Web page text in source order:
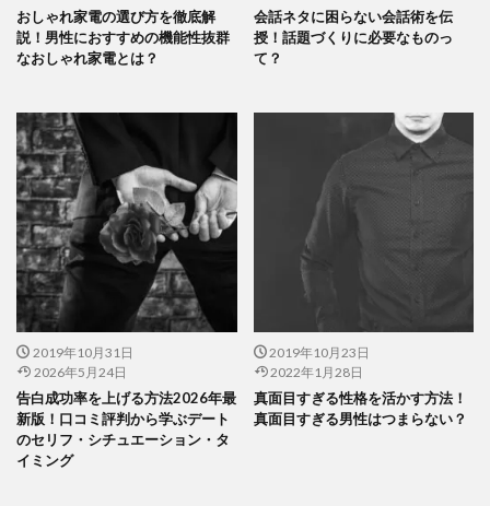
おしゃれ家電の選び方を徹底解
説！男性におすすめの機能性抜群
なおしゃれ家電とは？
会話ネタに困らない会話術を伝
授！話題づくりに必要なものっ
て？
2019年10月31日
2026年5月24日
告白成功率を上げる方法2026年最
新版！口コミ評判から学ぶデート
のセリフ・シチュエーション・タ
イミング
2019年10月23日
2022年1月28日
真面目すぎる性格を活かす方法！
真面目すぎる男性はつまらない？